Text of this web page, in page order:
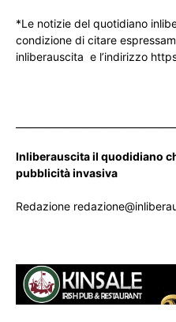
*Le notizie del quotidiano
condizione di citare
inliberauscita e l’indirizzo
Inliberauscita il quodidiano
pubblicità invasiva
Redazione